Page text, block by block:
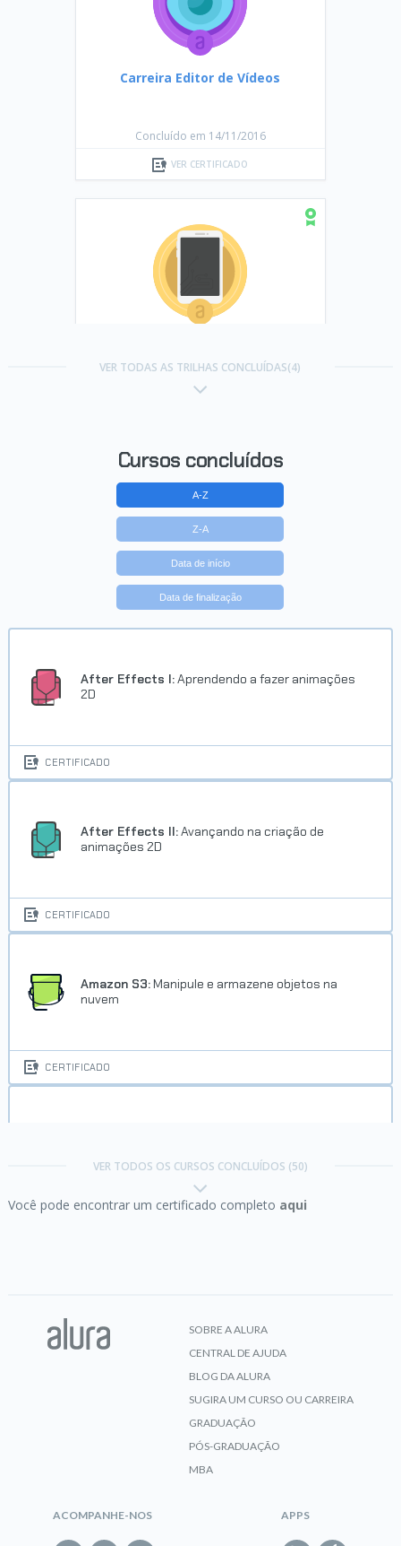
Carreira Editor de Vídeos
Concluído em 14/11/2016
VER CERTIFICADO
Multiplataforma Cordova
VER TODAS AS TRILHAS CONCLUÍDAS(4)
Cursos concluídos
A-Z
Z-A
Data de início
Data de finalização
After Effects I:Aprendendo a fazer animações
2D
CERTIFICADO
After Effects II:Avançando na criação de
animações 2D
CERTIFICADO
Amazon S3: Manipule e armazene objetos na
nuvem
CERTIFICADO
design do seu email
VER TODOS OS CURSOS CONCLUÍDOS (50)
Você pode encontrar um certificado completo aqui
SOBRE A ALURA
CENTRAL DE AJUDA
BLOG DA ALURA
SUGIRA UM CURSO OU CARREIRA
GRADUAÇÃO
PÓS-GRADUAÇÃO
MBA
ACOMPANHE-NOS APPS